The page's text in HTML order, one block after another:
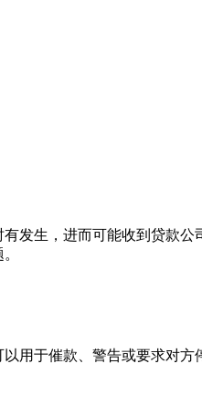
发生，进而可能收到贷款
用于催款、警告或要求对